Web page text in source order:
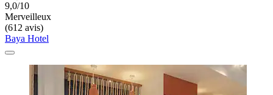
9,0/10
Merveilleux
(612 avis)
Baya Hotel